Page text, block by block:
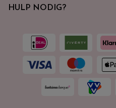
HULP NODIG?